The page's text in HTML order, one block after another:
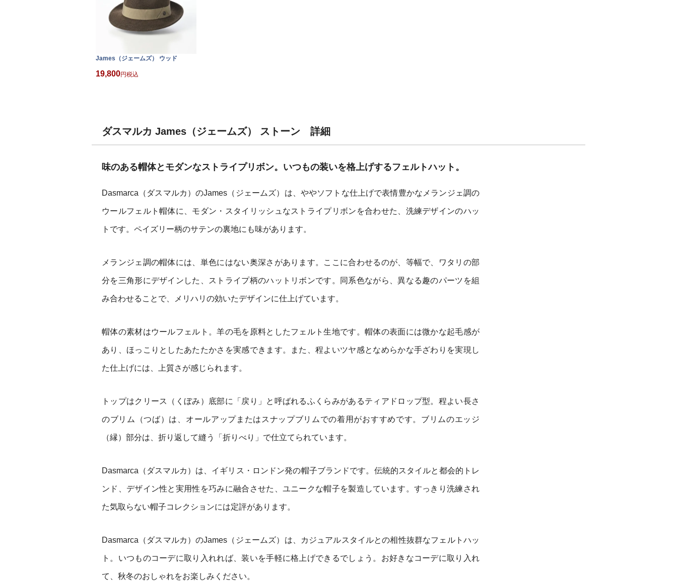
James（ジェームズ） ウッド
19,800 税込
ダスマルカ James（ジェームズ） ストーン 詳細
味のある帽体とモダンなストライプリボン。いつもの装いを格上げするフェルトハット。
Dasmarca（ダスマルカ）のJames（ジェームズ）は、ややソフトな仕上げで表情豊かなメランジェ調の
ウールフェルト帽体に、モダン・スタイリッシュなストライプリボンを合わせた、洗練デザインのハッ
トです。ペイズリー柄のサテンの裏地にも味があります。
メランジェ調の帽体には、単色にはない奥深さがあります。ここに合わせるのが、等幅で、ワタリの部
分を三角形にデザインした、ストライプ柄のハットリボンです。同系色ながら、異なる趣のパーツを組
み合わせることで、メリハリの効いたデザインに仕上げています。
帽体の素材はウールフェルト。羊の毛を原料としたフェルト生地です。帽体の表面には微かな起毛感が
あり、ほっこりとしたあたたかさを実感できます。また、程よいツヤ感となめらかな手ざわりを実現し
た仕上げには、上質さが感じられます。
トップはクリース（くぼみ）底部に「戻り」と呼ばれるふくらみがあるティアドロップ型。程よい長さ
のブリム（つば）は、オールアップまたはスナップブリムでの着用がおすすめです。ブリムのエッジ
（縁）部分は、折り返して縫う「折りべり」で仕立てられています。
Dasmarca（ダスマルカ）は、イギリス・ロンドン発の帽子ブランドです。伝統的スタイルと都会的トレ
ンド、デザイン性と実用性を巧みに融合させた、ユニークな帽子を製造しています。すっきり洗練され
た気取らない帽子コレクションには定評があります。
Dasmarca（ダスマルカ）のJames（ジェームズ）は、カジュアルスタイルとの相性抜群なフェルトハッ
ト。いつものコーデに取り入れれば、装いを手軽に格上げできるでしょう。お好きなコーデに取り入れ
て、秋冬のおしゃれをお楽しみください。